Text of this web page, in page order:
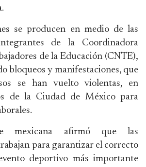
se producen en medio de las
de la Coordinadora
de la Educación (CNTE),
bloqueos y manifestaciones, que
se han vuelto violentas, en
de la Ciudad de México para
mexicana afirmó que las
para garantizar el correcto
deportivo más importante